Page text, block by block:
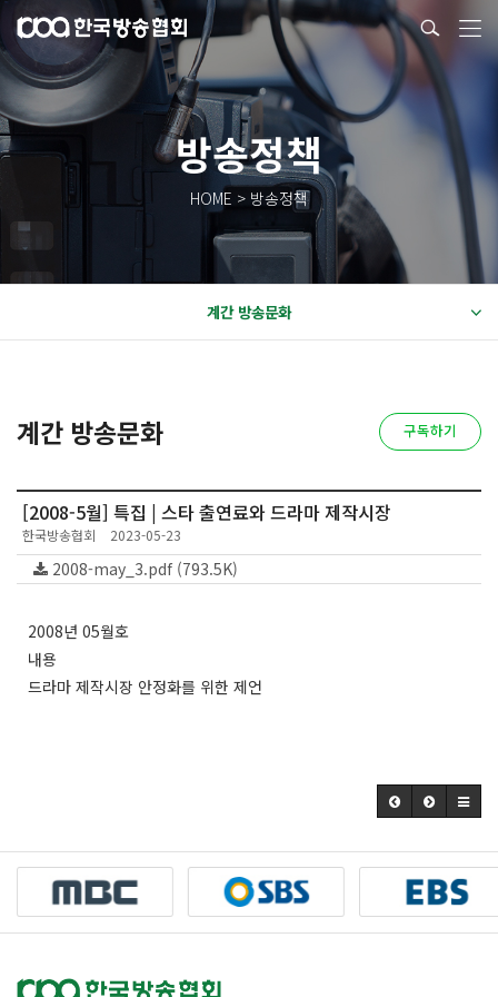
방송정책
HOME > 방송정책
계간 방송문화
계간 방송문화 구독하기
[2008-5월] 특집 | 스타 출연료와 드라마 제작시장
한국방송협회 2023-05-23
2008-may_3.pdf (793.5K)
2008년 05월호
내용
드라마 제작시장 안정화를 위한 제언